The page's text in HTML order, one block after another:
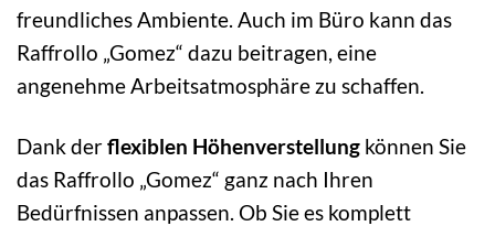
freundliches Ambiente. Auch im Büro kann das
Raffrollo „Gomez“ dazu beitragen, eine
angenehme Arbeitsatmosphäre zu schaffen.
Dank derflexiblen Höhenverstellung können Sie
das Raffrollo „Gomez“ ganz nach Ihren
Bedürfnissen anpassen. Ob Sie es komplett